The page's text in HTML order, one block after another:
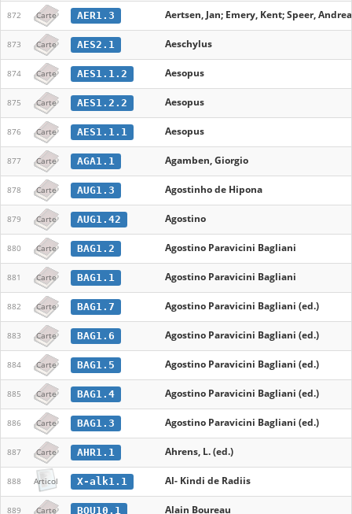
872 Carte AER1.3 Aertsen, Jan; Emery, Kent; Speer,
873 Carte AES2.1 Aeschylus
874 Carte AES1.1.2 Aesopus
875 Carte AES1.2.2 Aesopus
876 Carte AES1.1.1 Aesopus
877 Carte AGA1.1 Agamben, Giorgio
878 Carte AUG1.3 Agostinho de Hipona
879 Carte AUG1.42 Agostino
880 Carte BAG1.2 Agostino Paravicini Bagliani
881 Carte BAG1.1 Agostino Paravicini Bagliani
882 Carte BAG1.7 Agostino Paravicini Bagliani (ed.)
883 Carte BAG1.6 Agostino Paravicini Bagliani (ed.)
884 Carte BAG1.5 Agostino Paravicini Bagliani (ed.)
885 Carte BAG1.4 Agostino Paravicini Bagliani (ed.)
886 Carte BAG1.3 Agostino Paravicini Bagliani (ed.)
887 Carte AHR1.1 Ahrens, L. (ed.)
888 Articol X-alk1.1 Al- Kindi de Radiis
889 Carte BOU10.1 Alain Boureau